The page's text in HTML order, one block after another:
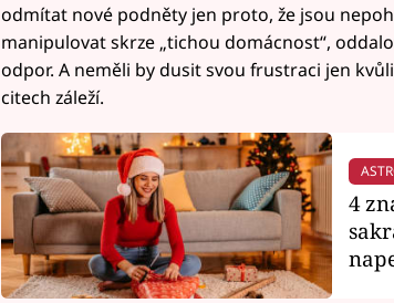
odmítat nové podněty jen proto, že jsou
manipulovat skrze „tichou domácnost“,
odpor. A neměli by dusit svou frustraci jen
citech záleží.
4